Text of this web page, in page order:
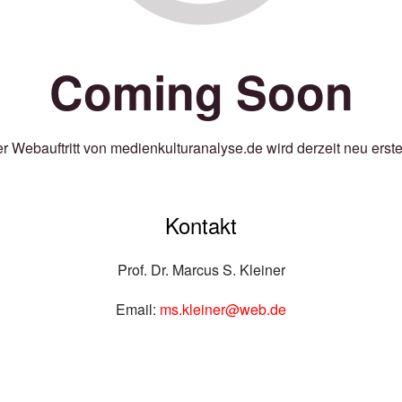
Coming Soon
Webauftritt von medienkulturanalyse.de wird derzeit neu
Kontakt
Prof. Dr. Marcus S. Kleiner
Email: ms.kleiner@web.de